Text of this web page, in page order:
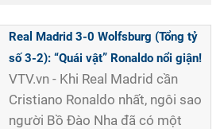
Real Madrid 3-0 Wolfsburg (Tổng tỷ
số 3-2): “Quái vật” Ronaldo nổi giận!
VTV.vn - Khi Real Madrid cần
Cristiano Ronaldo nhất, ngôi sao
người Bồ Đào Nha đã có một